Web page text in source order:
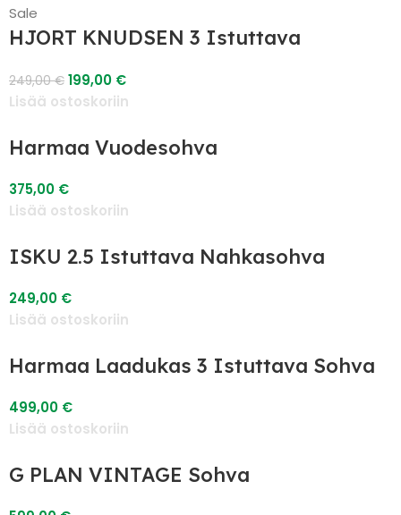
Sale
HJORT KNUDSEN 3 Istuttava
249,00€ 199,00 €
Lisää ostoskoriin
Harmaa Vuodesohva
375,00 €
Lisää ostoskoriin
ISKU 2.5 Istuttava Nahkasohva
249,00 €
Lisää ostoskoriin
Harmaa Laadukas 3 Istuttava Sohva
499,00 €
Lisää ostoskoriin
G PLAN VINTAGE Sohva